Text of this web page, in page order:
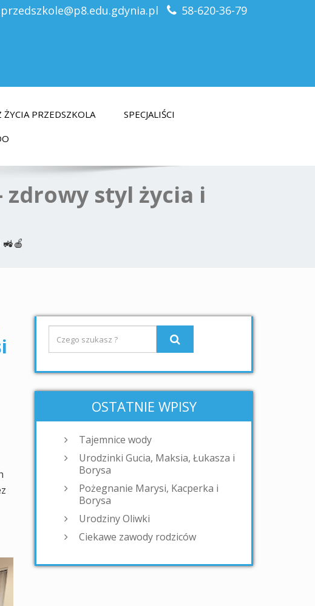
przedszkole@p8.edu.gdynia.pl 58-620-36-79
ŻYCIA PRZEDSZKOLA
SPECJALIŚCI
zdrowy styl życia i
OSTATNIE WPISY
Tajemnice wody
Urodzinki Gucia, Maksia, Łukasza i
Borysa
Pożegnanie Marysi, Kacperka i
Borysa
Urodziny Oliwki
Ciekawe zawody rodziców